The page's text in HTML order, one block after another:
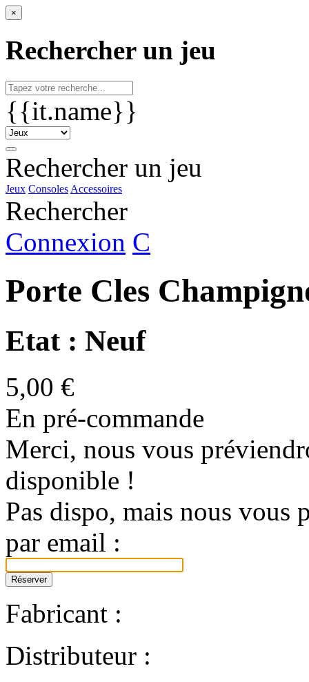
×
Rechercher un jeu
{{it.name}}
Rechercher un jeu
Jeux Consoles Accessoires
Rechercher
Connexion C
Porte Cles
Etat : Neuf
5,00 €
En pré-commande
Merci, nous vous
disponible !
Pas dispo, mais nous vous
par email :
Fabricant :
Distributeur :